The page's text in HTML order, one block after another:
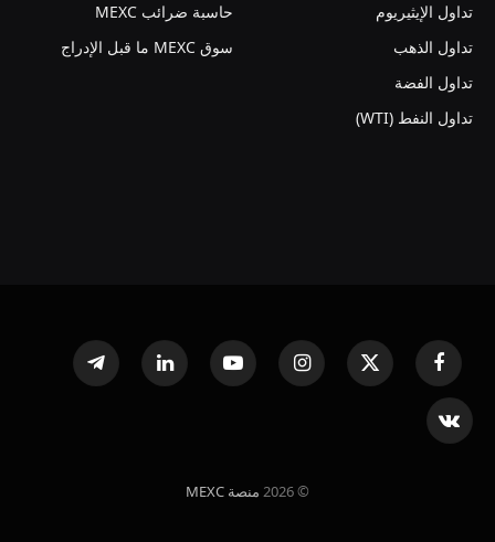
تداول الإيثيريوم
تداول الذهب
تداول الفضة
تداول النفط (WTI)
حاسبة ضرائب MEXC
سوق MEXC ما قبل الإدراج
فيسبوك
X
(Twitter)
الانستغرام يوتيوب لينكدإن تيلقرام
VKontakte
© 2026 منصة MEXC